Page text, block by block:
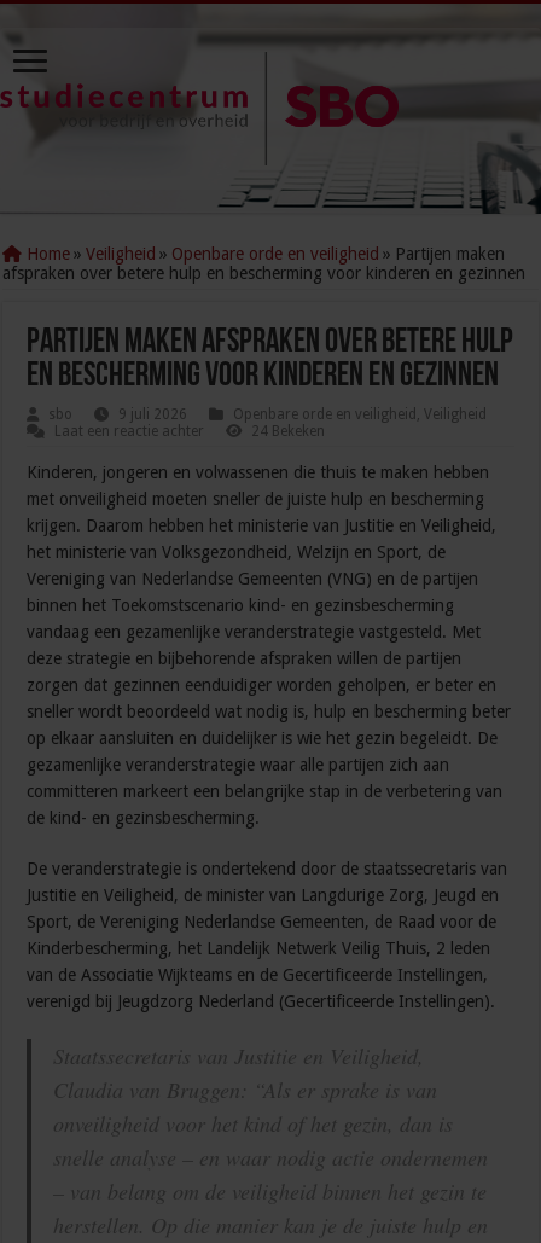
Home » Veiligheid » Openbare orde en veiligheid » Partijen maken
afspraken over betere hulp en bescherming voor kinderen en gezinnen
Partijen maken afspraken over betere hulp
en bescherming voor kinderen en gezinnen
sbo 9 juli 2026 Openbare orde en veiligheid ,Veiligheid
Laat een reactie achter
24 Bekeken
Kinderen, jongeren en volwassenen die thuis te maken hebben
met onveiligheid moeten sneller de juiste hulp en bescherming
krijgen. Daarom hebben het ministerie van Justitie en Veiligheid,
het ministerie van Volksgezondheid, Welzijn en Sport, de
Vereniging van Nederlandse Gemeenten (VNG) en de partijen
binnen het Toekomstscenario kind- en gezinsbescherming
vandaag een gezamenlijke veranderstrategie vastgesteld. Met
deze strategie en bijbehorende afspraken willen de partijen
zorgen dat gezinnen eenduidiger worden geholpen, er beter en
sneller wordt beoordeeld wat nodig is, hulp en bescherming beter
op elkaar aansluiten en duidelijker is wie het gezin begeleidt. De
gezamenlijke veranderstrategie waar alle partijen zich aan
committeren markeert een belangrijke stap in de verbetering van
de kind- en gezinsbescherming.
De veranderstrategie is ondertekend door de staatssecretaris van
Justitie en Veiligheid, de minister van Langdurige Zorg, Jeugd en
Sport, de Vereniging Nederlandse Gemeenten, de Raad voor de
Kinderbescherming, het Landelijk Netwerk Veilig Thuis, 2 leden
van de Associatie Wijkteams en de Gecertificeerde Instellingen,
verenigd bij Jeugdzorg Nederland (Gecertificeerde Instellingen).
Staatssecretaris van Justitie en Veiligheid,
Claudia van Bruggen: “Als er sprake is van
onveiligheid voor het kind of het gezin, dan is
snelle analyse – en waar nodig actie ondernemen
– van belang om de veiligheid binnen het gezin te
herstellen. Op die manier kan je de juiste hulp en